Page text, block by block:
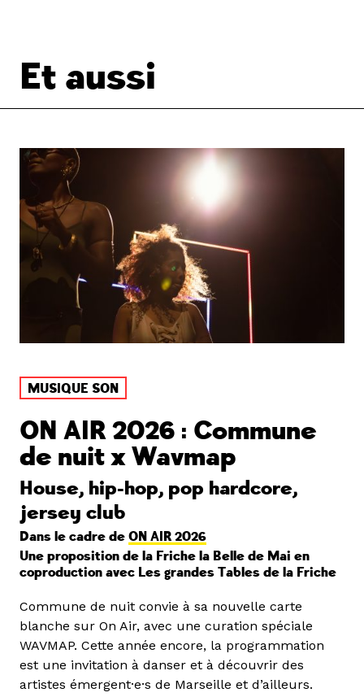
Et aussi
MUSIQUE SON
ON AIR 2026 : Commune
de nuit x Wavmap
House, hip-hop, pop hardcore,
jersey club
Dans le cadre de ON AIR 2026
Une proposition de la Friche la Belle de Mai en
coproduction avec Les grandes Tables de la Friche
Commune de nuit convie à sa nouvelle carte
blanche sur On Air, avec une curation spéciale
WAVMAP. Cette année encore, la programmation
est une invitation à danser et à découvrir des
artistes émergent·e·s de Marseille et d’ailleurs.